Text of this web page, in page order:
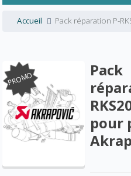
Accueil Pack réparation P-
PROMO
Pack
pour